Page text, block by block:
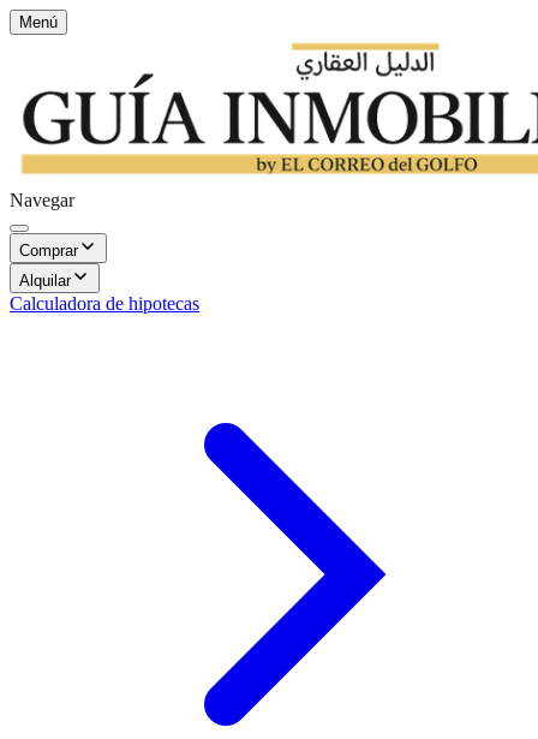
Menú
Navegar
Comprar
Alquilar
Calculadora de hipotecas